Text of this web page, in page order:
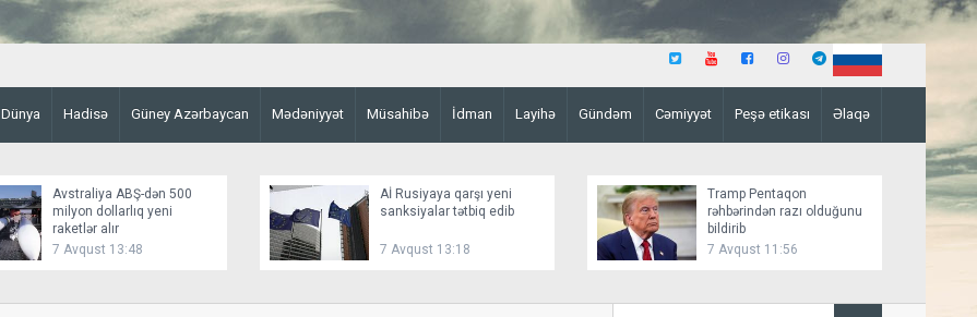
Dünya Hadisə Güney Azərbaycan Mədəniyyət Müsahibə İdman Layihə Gündəm Cəmiyyət Peşə etikası Əlaqə
Avstraliya ABŞ-dən 500
milyon dollarlıq yeni
raketlər alır
7 Avqust 13:48
Aİ Rusiyaya qarşı yeni
sanksiyalar tətbiq edib
7 Avqust 13:18
Tramp Pentaqon
rəhbərindən razı olduğunu
bildirib
7 Avqust 11:56